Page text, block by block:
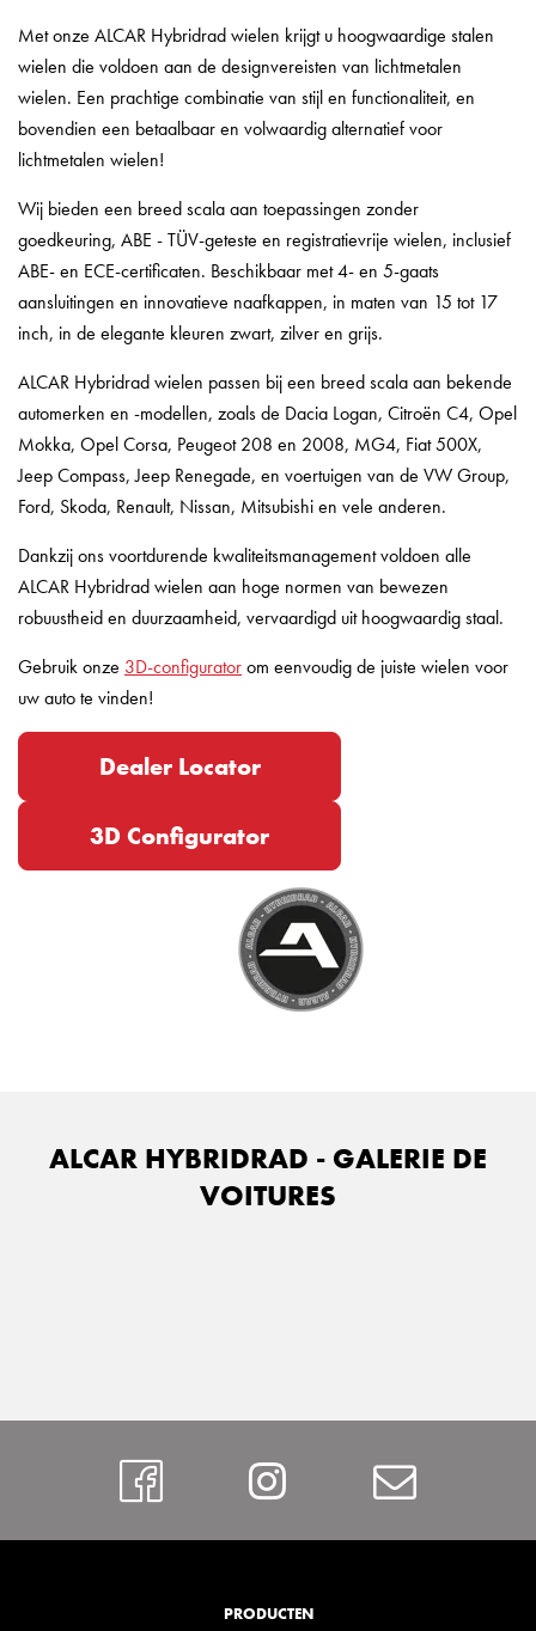
Met onze ALCAR Hybridrad wielen krijgt u hoogwaardige stalen
wielen die voldoen aan de designvereisten van lichtmetalen
wielen. Een prachtige combinatie van stijl en functionaliteit, en
bovendien een betaalbaar en volwaardig alternatief voor
lichtmetalen wielen!
Wij bieden een breed scala aan toepassingen zonder
goedkeuring, ABE - TÜV-geteste en registratievrije wielen, inclusief
ABE- en ECE-certificaten. Beschikbaar met 4- en 5-gaats
aansluitingen en innovatieve naafkappen, in maten van 15 tot 17
inch, in de elegante kleuren zwart, zilver en grijs.
ALCAR Hybridrad wielen passen bij een breed scala aan bekende
automerken en -modellen, zoals de Dacia Logan, Citroën C4, Opel
Mokka, Opel Corsa, Peugeot 208 en 2008, MG4, Fiat 500X,
Jeep Compass, Jeep Renegade, en voertuigen van de VW Group,
Ford, Skoda, Renault, Nissan, Mitsubishi en vele anderen.
Dankzij ons voortdurende kwaliteitsmanagement voldoen alle
ALCAR Hybridrad wielen aan hoge normen van bewezen
robuustheid en duurzaamheid, vervaardigd uit hoogwaardig staal.
Gebruik onze 3D-configuratorom eenvoudig de juiste wielen voor
uw auto te vinden!
Dealer Locator
3D Configurator
ALCAR HYBRIDRAD - GALERIE DE
VOITURES
FacebookInstagram
PRODUCTEN